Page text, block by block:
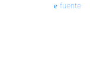
fuente